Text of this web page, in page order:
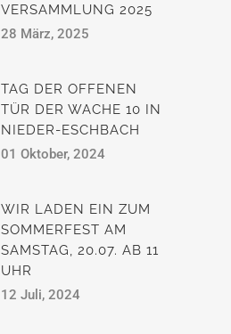
VERSAMMLUNG 2025
28 März, 2025
TAG DER OFFENEN
TÜR DER WACHE 10 IN
NIEDER-ESCHBACH
01 Oktober, 2024
WIR LADEN EIN ZUM
SOMMERFEST AM
SAMSTAG, 20.07. AB 11
UHR
12 Juli, 2024